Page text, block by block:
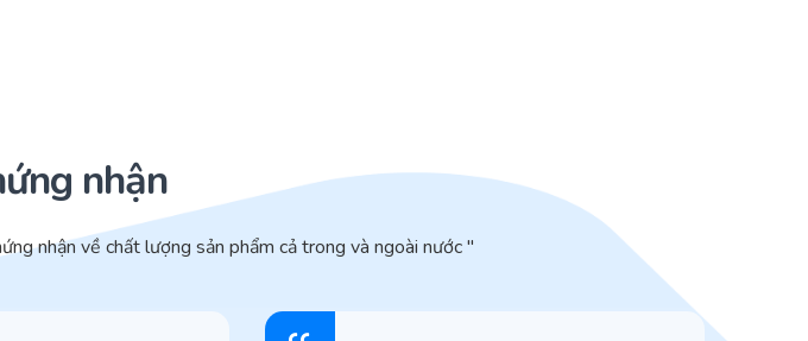
nhận
nhận về chất lượng sản phẩm cả trong và ngoài nước "